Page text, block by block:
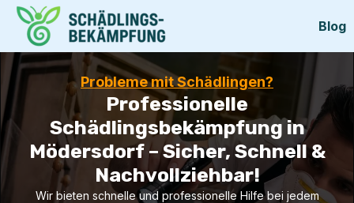
Blog
Probleme mit Schädlingen?
Professionelle
Schädlingsbekämpfung in
Mödersdorf – Sicher, Schnell &
Nachvollziehbar!
Wir bieten schnelle und professionelle Hilfe bei jedem